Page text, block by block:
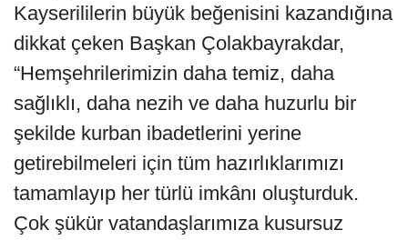
Kayserililerin büyük beğenisini kazandığına
dikkat çeken Başkan Çolakbayrakdar,
“Hemşehrilerimizin daha temiz, daha
sağlıklı, daha nezih ve daha huzurlu bir
şekilde kurban ibadetlerini yerine
getirebilmeleri için tüm hazırlıklarımızı
tamamlayıp her türlü imkânı oluşturduk.
Çok şükür vatandaşlarımıza kusursuz